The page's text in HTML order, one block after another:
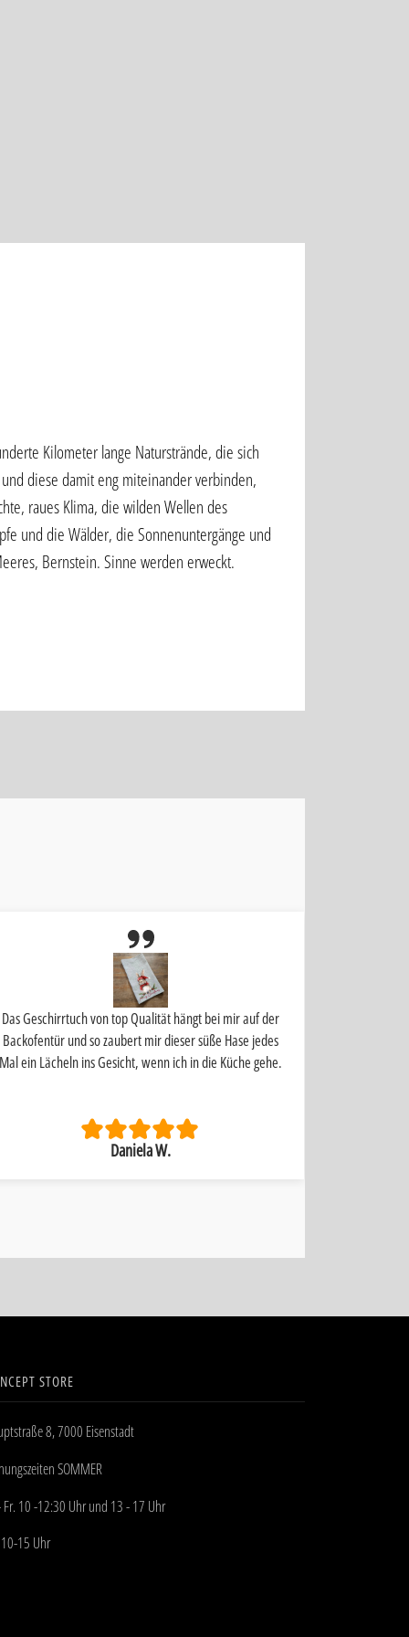
Kilometer lange Naturstrände, die sich
diese damit eng miteinander verbinden,
raues Klima, die wilden Wellen des
und die Wälder, die Sonnenuntergänge und
Bernstein. Sinne werden erweckt.
Das Geschirrtuch von top Qualität hängt bei mir auf der
Backofentür und so zaubert mir dieser süße Hase jedes
Mal ein Lächeln ins Gesicht, wenn ich in die Küche gehe.
Daniela W.
STORE
8, 7000 Eisenstadt
SOMMER
Fr. 10 -12:30 Uhr und 13 - 17 Uhr
15 Uhr